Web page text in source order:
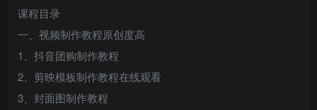
课程目录
一、视频制作教程原创度高
1、抖音团购制作教程
2、剪映模板制作教程在线观看
3、封面图制作教程